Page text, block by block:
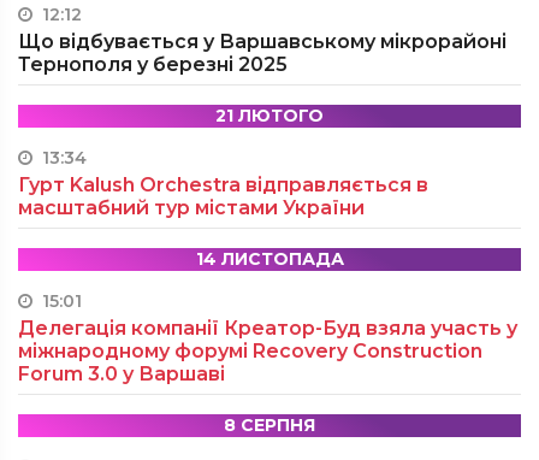
12:12
Що відбувається у Варшавському мікрорайоні
Тернополя у березні 2025
21 ЛЮТОГО
13:34
Гурт Kalush Orchestra відправляється в
масштабний тур містами України
14 ЛИСТОПАДА
15:01
Делегація компанії Креатор-Буд взяла участь у
міжнародному форумі Recovery Construction
Forum 3.0 у Варшаві
8 СЕРПНЯ